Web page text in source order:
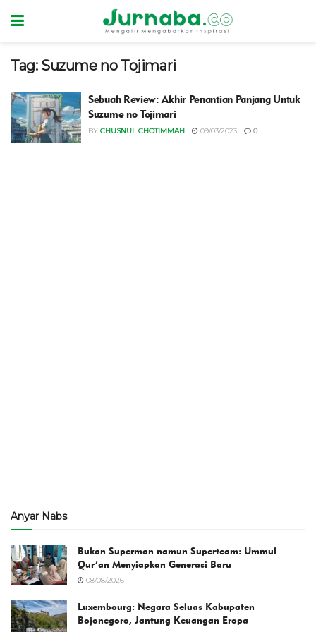
Tag: Suzume no Tojimari
Sebuah Review: Akhir Penantian Panjang Untuk
Suzume no Tojimari
BY CHUSNUL CHOTIMMAH 09/03/2023 0
Anyar Nabs
Bukan Superman namun Superteam: Ummul
Qur’an Menyiapkan Generasi Baru
08/08/2026
Luxembourg: Negara Seluas Kabupaten
Bojonegoro, Jantung Keuangan Eropa